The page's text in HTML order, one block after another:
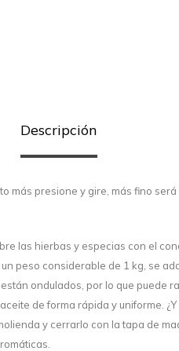
Descripción
más presione y gire, más fino será
las hierbas y especias con el
peso considerable de 1 kg, se
ondulados, por lo que puede
de forma rápida y uniforme.
y cerrarlo con la tapa de